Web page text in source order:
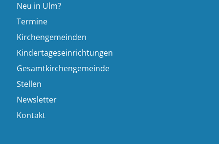
Neu in Ulm?
Termine
Kirchengemeinden
Kindertageseinrichtungen
Gesamtkirchengemeinde
Stellen
Newsletter
Kontakt